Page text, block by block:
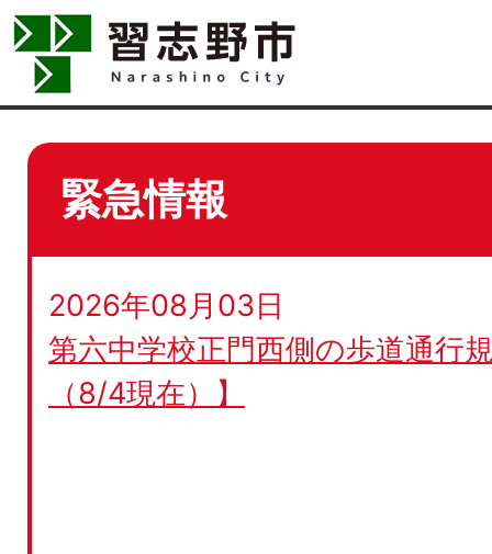
緊急情報
2026年08月03日
第六中学校正門西側の歩道通行
（8/4現在）】